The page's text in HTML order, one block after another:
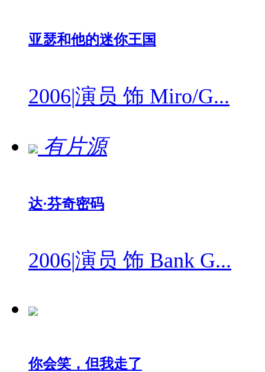
亚瑟和他的迷你王国
2006|演员 饰 Miro/G...
有片源
达·芬奇密码
2006|演员 饰 Bank G...
你会笑，但我走了